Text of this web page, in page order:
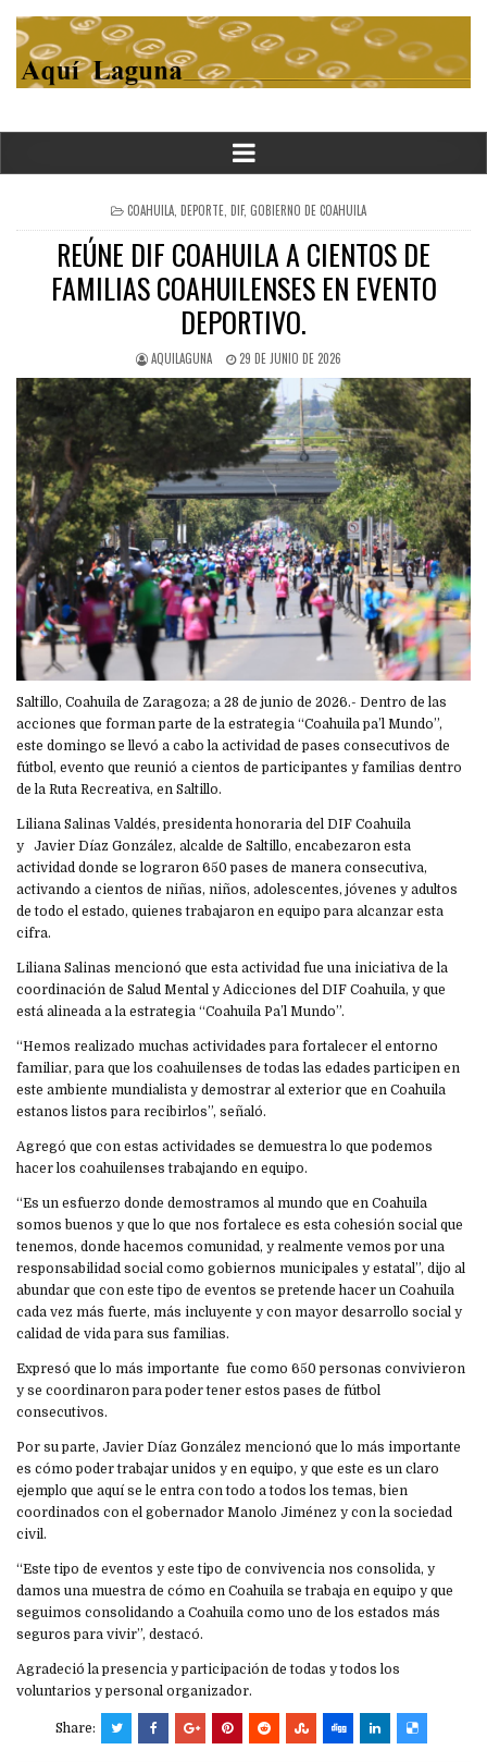
POSTED
IN
COAHUILA, DEPORTE, DIF, GOBIERNO DE COAHUILA
REÚNE DIF COAHUILA A CIENTOS DE
FAMILIAS COAHUILENSES EN EVENTO
DEPORTIVO.
AQUILAGUNA 29 DE JUNIO DE 2026
Saltillo, Coahuila de Zaragoza; a 28 de junio de 2026.- Dentro de las
acciones que forman parte de la estrategia “Coahuila pa’l Mundo”,
este domingo se llevó a cabo la actividad de pases consecutivos de
fútbol, evento que reunió a cientos de participantes y familias dentro
de la Ruta Recreativa, en Saltillo.
Liliana Salinas Valdés, presidenta honoraria del DIF Coahuila
y Javier Díaz González, alcalde de Saltillo, encabezaron esta
actividad donde se lograron 650 pases de manera consecutiva,
activando a cientos de niñas, niños, adolescentes, jóvenes y adultos
de todo el estado, quienes trabajaron en equipo para alcanzar esta
cifra.
Liliana Salinas mencionó que esta actividad fue una iniciativa de la
coordinación de Salud Mental y Adicciones del DIF Coahuila, y que
está alineada a la estrategia “Coahuila Pa’l Mundo”.
“Hemos realizado muchas actividades para fortalecer el entorno
familiar, para que los coahuilenses de todas las edades participen en
este ambiente mundialista y demostrar al exterior que en Coahuila
estanos listos para recibirlos”, señaló.
Agregó que con estas actividades se demuestra lo que podemos
hacer los coahuilenses trabajando en equipo.
“Es un esfuerzo donde demostramos al mundo que en Coahuila
somos buenos y que lo que nos fortalece es esta cohesión social que
tenemos, donde hacemos comunidad, y realmente vemos por una
responsabilidad social como gobiernos municipales y estatal”, dijo al
abundar que con este tipo de eventos se pretende hacer un Coahuila
cada vez más fuerte, más incluyente y con mayor desarrollo social y
calidad de vida para sus familias.
Expresó que lo más importante fue como 650 personas convivieron
y se coordinaron para poder tener estos pases de fútbol
consecutivos.
Por su parte, Javier Díaz González mencionó que lo más importante
es cómo poder trabajar unidos y en equipo, y que este es un claro
ejemplo que aquí se le entra con todo a todos los temas, bien
coordinados con el gobernador Manolo Jiménez y con la sociedad
civil.
“Este tipo de eventos y este tipo de convivencia nos consolida, y
damos una muestra de cómo en Coahuila se trabaja en equipo y que
seguimos consolidando a Coahuila como uno de los estados más
seguros para vivir”, destacó.
Agradeció la presencia y participación de todas y todos los
voluntarios y personal organizador.
Share: